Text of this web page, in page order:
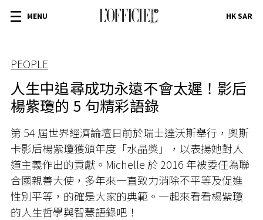
MENU HK SAR
PEOPLE
人生中追尋成功永遠不會太遲！影后
楊紫瓊的 5 句精彩語錄
第 54 屆世界經濟論壇日前於瑞士達沃斯舉行，奧斯
卡影后楊紫瓊獲頒年度「水晶獎」，以表揚她對人
道主義作出的貢獻。Michelle 於 2016 年被委任為聯
合國親善大使，多年來一直致力消除不平等及促進
性別平等，的確是大家的典範。一起來看看楊紫瓊
的人生哲學與智慧語錄吧！